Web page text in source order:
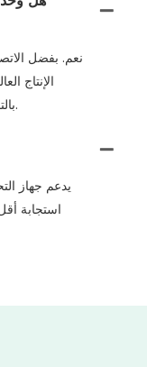
نعم. بفضل
الإنتاج
بالتجزئة والمكاتب ومشاريع المباني الذكية.
يدعم جهاز